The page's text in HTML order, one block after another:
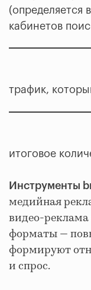
(определяется
кабинетов
трафик,
итоговое
Инструменты
медийная
видео-
форматы —
формируют
и спрос.